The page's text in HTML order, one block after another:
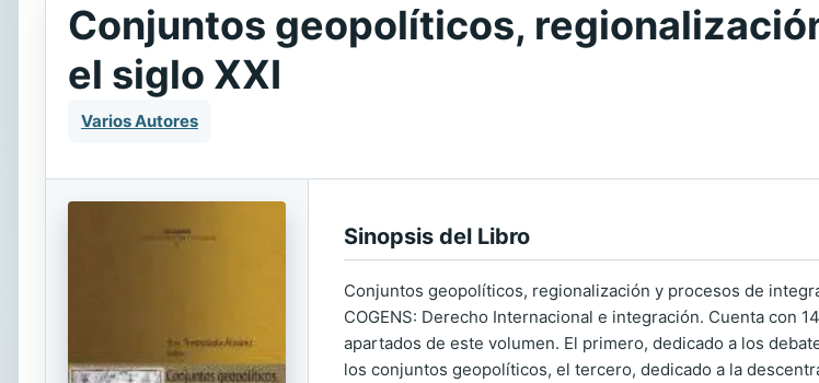
Conjuntos geopolíticos,
el siglo XXI
Varios Autores
Sinopsis del Libro
Conjuntos geopolíticos, regionalización y procesos de
COGENS: Derecho Internacional e integración. Cuenta con
apartados de este volumen. El primero, dedicado a los
los conjuntos geopolíticos, el tercero, dedicado a la